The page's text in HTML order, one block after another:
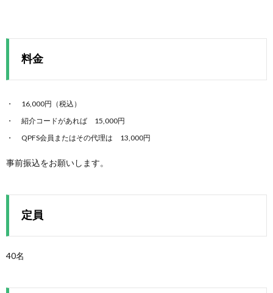
料金
16,000円（税込）
紹介コードがあれば 15,000円
QPFS会員またはその代理は 13,000円
事前振込をお願いします。
定員
40名